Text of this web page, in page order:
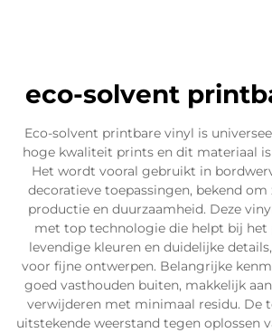
eco-solvent
Eco-solvent printbare vinyl is
hoge kwaliteit prints en dit materiaal
Het wordt vooral gebruikt in
decoratieve toepassingen, bekend
productie en duurzaamheid. Deze
met top technologie die helpt bij het
levendige kleuren en duidelijke
voor fijne ontwerpen. Belangrijke
goed vasthouden buiten, makkelijk
verwijderen met minimaal residu. De
uitstekende weerstand tegen oplossen